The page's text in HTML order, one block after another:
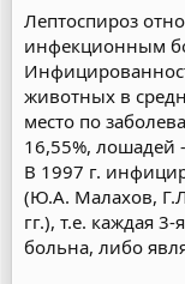
Лептоспироз
инфекционным
животных в
место по
16,55%, лошадей
В 1997 г.
(Ю.А. Малахов,
гг.), т.е. каждая
больна, либо